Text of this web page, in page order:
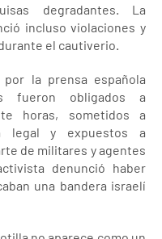
degradantes. La
incluso violaciones y
el cautiverio.
la prensa española
fueron obligados a
horas, sometidos a
legal y expuestos a
de militares y agentes
denunció haber
una bandera israelí